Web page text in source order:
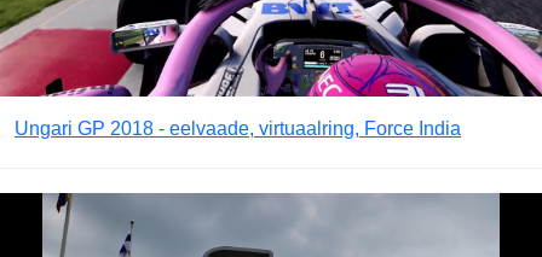
Ungari GP 2018 - eelvaade, virtuaalring, Force India